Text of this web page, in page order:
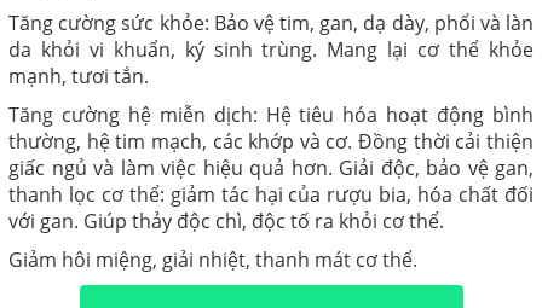
Tăng cường sức khỏe: Bảo vệ tim, gan, dạ dày, phổi và làn
da khỏi vi khuẩn, ký sinh trùng. Mang lại cơ thể khỏe
mạnh, tươi tắn.
Tăng cường hệ miễn dịch: Hệ tiêu hóa hoạt động bình
thường, hệ tim mạch, các khớp và cơ. Đồng thời cải thiện
giấc ngủ và làm việc hiệu quả hơn. Giải độc, bảo vệ gan,
thanh lọc cơ thể: giảm tác hại của rượu bia, hóa chất đối
với gan. Giúp thảy độc chì, độc tố ra khỏi cơ thể.
Giảm hôi miệng, giải nhiệt, thanh mát cơ thể.